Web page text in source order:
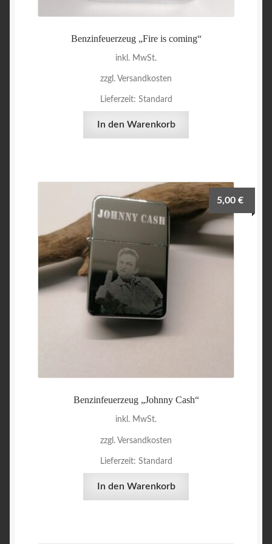
Benzinfeuerzeug „Fire is coming“
inkl. MwSt.
zzgl. Versandkosten
Lieferzeit: Standard
In den Warenkorb
Benzinfeuerzeug „Johnny Cash“
5,00€
inkl. MwSt.
zzgl. Versandkosten
Lieferzeit: Standard
In den Warenkorb